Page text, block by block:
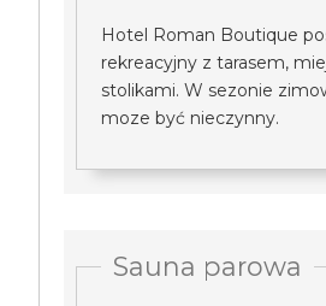
Hotel Roman Boutique
rekreacyjny z tarasem,
stolikami. W sezonie
moze być nieczynny.
Sauna parowa